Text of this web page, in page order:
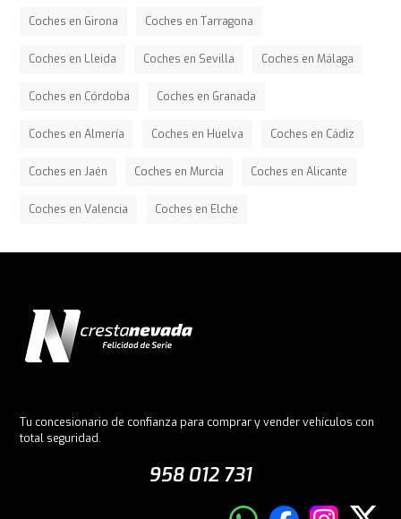
Coches en Girona Coches en Tarragona
Coches en Lleida Coches en Sevilla Coches en Málaga
Coches en Córdoba Coches en Granada
Coches en Almería Coches en Huelva Coches en Cádiz
Coches en Jaén Coches en Murcia Coches en Alicante
Coches en Valencia Coches en Elche
Tu concesionario de confianza para comprar y vender vehículos con
total seguridad.
958 012 731